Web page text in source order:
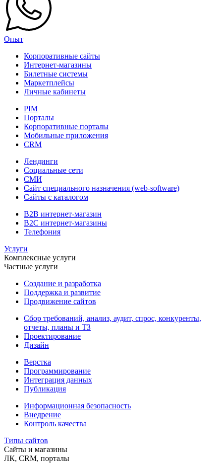
Опыт
Корпоративные сайты
Интернет-магазины
Билетные системы
Маркетплейсы
Личные кабинеты
PIM
Порталы
Корпоративные порталы
Мобильные приложения
CRM
Лендинги
Социальные сети
СМИ
Сайт специального назначения (web-software)
Сайты с каталогом
B2B интернет-магазин
B2C интернет-магазины
Телефония
Услуги
Комплексные услуги
Частные услуги
Создание и разработка
Поддержка и развитие
Продвижение сайтов
Сбор требований, анализ, аудит, спрос, конкуренты,
отчеты, планы и ТЗ
Проектирование
Дизайн
Верстка
Программирование
Интеграция данных
Публикация
Информационная безопасность
Внедрение
Контроль качества
Типы сайтов
Сайты и магазины
ЛК, CRM, порталы